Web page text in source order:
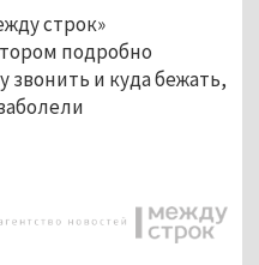
строк»
подробно
звонить и куда бежать,